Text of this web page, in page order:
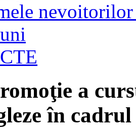
nevoitorilor
a
în cadrul